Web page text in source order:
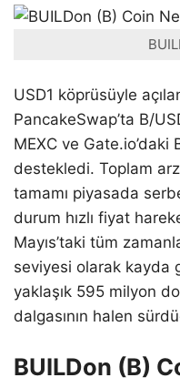
USD1 köprüsüyle
PancakeSwap’ta B/
MEXC ve
destekledi. Toplam
tamamı piyasada
durum hızlı fiyat
Mayıs’taki tüm
seviyesi olarak kayda
yaklaşık 595 milyon
dalgasının halen
BUILDon (B)